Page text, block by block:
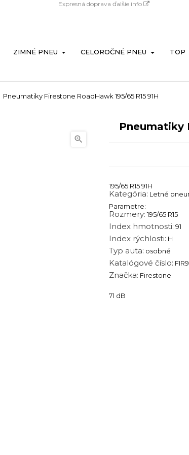
Expresná doprava ďalšie info
ZIMNÉ PNEU CELOROČNÉ PNEU TOP
Pneumatiky Firestone RoadHawk 195/65 R15 91H

Pneumatiky
195/65 R15 91H
Kategória: Letné
Parametre:
Rozmery: 195/65 R15
Index hmotnosti: 91
Index rýchlosti: H
Typ auta: osobné
Katalógové číslo:
Značka: Firestone
71 dB